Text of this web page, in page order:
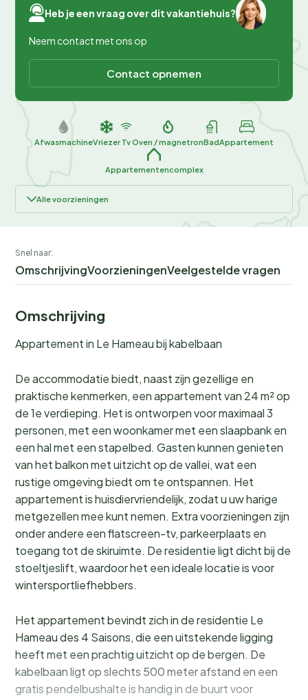
Heb je een vraag over dit vakantiehuis?
Neem contact met ons op
Contact opnemen
AfwasmachineVriezer TvOven / magnetronBadAppartement
Appartementencomplex
Alle voorzieningen
Snel naar:
OmschrijvingVoorzieningenVeelgestelde vragen
Omschrijving
Appartement in Le Hameau bij kabelbaan
De accommodatie biedt, naast zijn gezellige en
praktische kenmerken, een appartement van 24 m² op
de 1e verdieping. Het is ontworpen voor maximaal 3
personen, met een woonkamer met een slaapbank en
een hal met een stapelbed. Gasten kunnen genieten
van het balkon met uitzicht op de vallei, wat een
rustige omgeving biedt om te ontspannen. Het
appartement is huisdiervriendelijk, zodat u uw harige
metgezellen mee kunt nemen. Extra voorzieningen zijn
onder andere een flatscreen-tv, parkeerplaats en
toegang tot de skiruimte. De residentie ligt dicht bij de
stoeltjeslift, waardoor het een ideale locatie is voor
wintersportliefhebbers.
Het appartement bevindt zich in de residentie Le
Hameau des 4 Saisons, die een uitstekende ligging
heeft met een prachtig uitzicht op de bergen. De
kabelbaan ligt op slechts 500 meter afstand en een
gratis pendelbushalte is handig in de buurt voor